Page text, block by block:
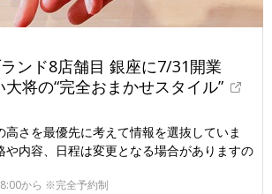
ンド8店舗目 銀座に7/31開業
将の“完全おまかせスタイル”
高さを最優先に考えて情報を選抜していま
や内容、日程は変更となる場合がありますの
から ※完全予約制